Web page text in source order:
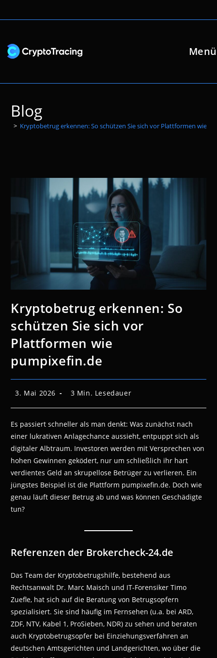
Inhalt
Menü
Blog
> Kryptobetrug erkennen: So schützen Sie sich vor Plattformen wie
Kryptobetrug erkennen: So
schützen Sie sich vor
Plattformen wie
pumpixefin.de
Beitrag
3. Mai 2026 Lesedauer:
3 Min. Lesedauer
Es passiert schneller als man denkt: Was zunächst nach
einer lukrativen Anlagechance aussieht, entpuppt sich als
digitaler Albtraum. Investoren werden mit Versprechen von
hohen Gewinnen geködert, nur um schließlich ihr hart
verdientes Geld an skrupellose Betrüger zu verlieren. Ein
jüngstes Beispiel ist die Plattform pumpixefin.de. Doch wie
genau läuft dieser Betrug ab und was können Geschädigte
tun?
Referenzen der Brokercheck-24.de
Das Team der Kryptobetrugshilfe, bestehend aus
Rechtsanwalt Dr. Marc Maisch und IT-Forensiker Timo
Zuefle, hat sich auf die Beratung von Betrugsopfern
spezialisiert. Sie sind häufig im Fernsehen (u.a. bei ARD,
ZDF, NTV, Kabel 1, ProSieben, NDR) zu sehen und beraten
auch Kryptobetrugsopfer bei Einziehungsverfahren an
deutschen Amtsgerichten und Landgerichten, wo über die